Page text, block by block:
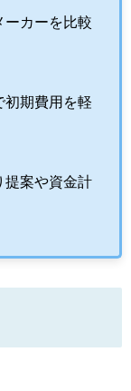
ーカーを比較
初期費用を軽
提案や資金計